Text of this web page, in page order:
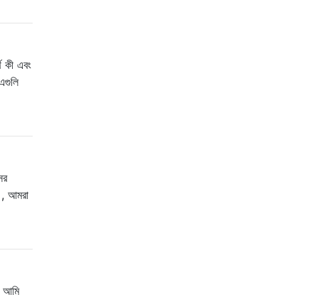
কী এবং
, আমরা
আমি